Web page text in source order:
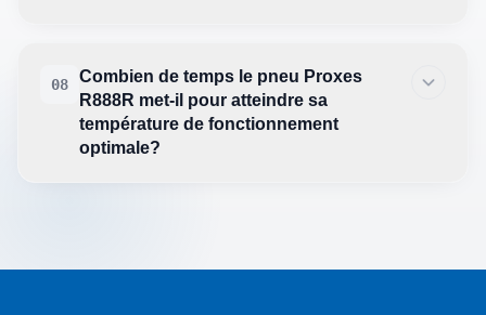
08
Combien de temps le pneu Proxes
R888R met-il pour atteindre sa
température de fonctionnement
optimale?